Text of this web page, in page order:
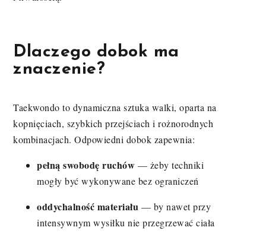
Dlaczego dobok ma
znaczenie?
Taekwondo to dynamiczna sztuka walki, oparta na
kopnięciach, szybkich przejściach i rożnorodnych
kombinacjach. Odpowiedni dobok zapewnia:
pełną swobodę ruchów — żeby techniki
mogły być wykonywane bez ograniczeń
oddychalność materiału — by nawet przy
intensywnym wysiłku nie przegrzewać ciała